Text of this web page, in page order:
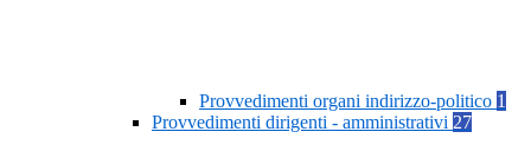
Provvedimenti organi indirizzo-politico 1
Provvedimenti dirigenti - amministrativi 27